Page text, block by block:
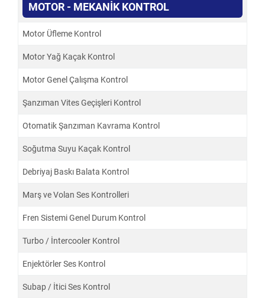
MOTOR - MEKANİK KONTROL
Motor Üfleme Kontrol
Motor Yağ Kaçak Kontrol
Motor Genel Çalışma Kontrol
Şanzıman Vites Geçişleri Kontrol
Otomatik Şanzıman Kavrama Kontrol
Soğutma Suyu Kaçak Kontrol
Debriyaj Baskı Balata Kontrol
Marş ve Volan Ses Kontrolleri
Fren Sistemi Genel Durum Kontrol
Turbo / İntercooler Kontrol
Enjektörler Ses Kontrol
Subap / İtici Ses Kontrol